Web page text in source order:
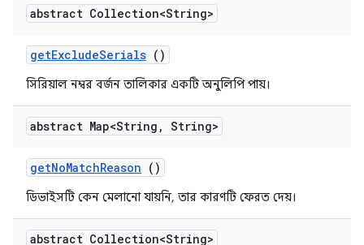
abstract Collection<String>
getExcludeSerials ()
সিরিয়াল নম্বর বর্জন তালিকার একটি অনুলিপি পায়।
abstract Map<String , String>
getNoMatchReason ()
ডিভাইসটি কেন মেলানো যায়নি, তার কারণটি ফেরত দেয়।
abstract Collection<String>